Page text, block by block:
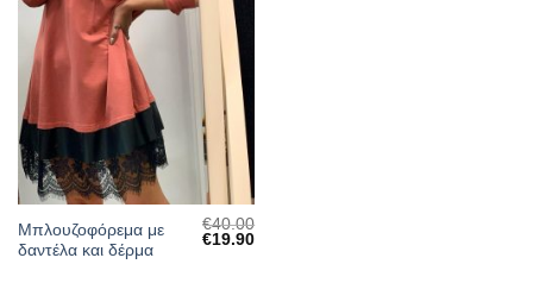
ΠΡΌΣΘΉΚΗ
ΕΠΙΘΥΜΙΏΝ
Μπλουζοφόρεμα με
δαντέλα και δέρμα
€40.00
Original
€19.90Η